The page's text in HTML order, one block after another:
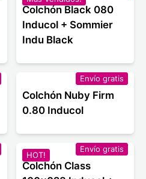
Colchón Black 080
Inducol + Sommier
Indu Black
Envío gratis
Colchón Nuby Firm
0.80 Inducol
HOT!
Envío gratis
Colchón Class